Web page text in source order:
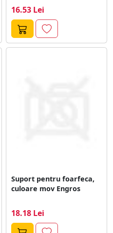
16.53 Lei
Suport pentru foarfeca,
culoare mov Engros
18.18 Lei